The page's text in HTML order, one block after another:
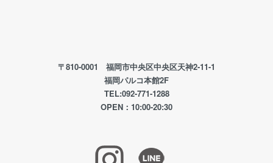
〒810-0001 福岡市中央区中央区天神2-11-1
福岡パルコ本館2F
TEL:092-771-1288
OPEN：10:00-20:30